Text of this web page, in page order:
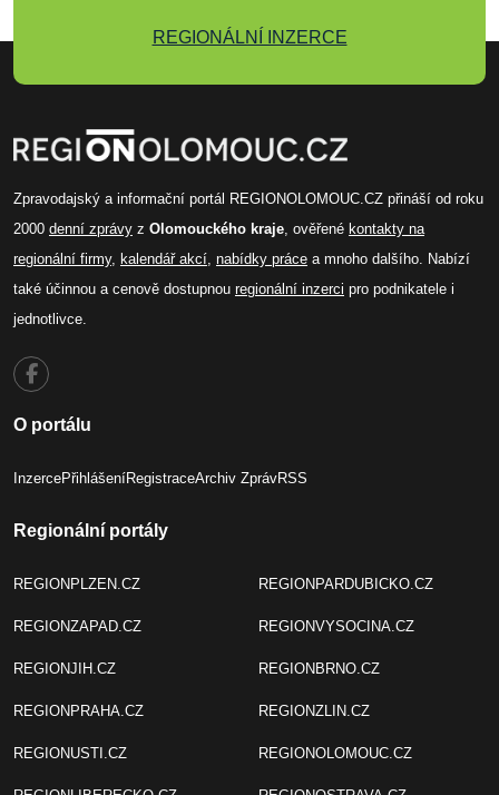
REGIONÁLNÍ INZERCE
Zpravodajský a informační portál REGIONOLOMOUC.CZ přináší od roku
2000 denní zprávy z Olomouckého kraje , ověřené kontakty na
regionální firmy, kalendář akcí nabídky práce a mnoho dalšího. Nabízí
také účinnou a cenově dostupnou regionální inzerci pro podnikatele i
jednotlivce.
O portálu
InzercePřihlášeníRegistraceArchiv ZprávRSS
Regionální portály
REGIONPLZEN.CZ
REGIONZAPAD.CZ
REGIONJIH.CZ
REGIONPRAHA.CZ
REGIONUSTI.CZ
REGIONPARDUBICKO.CZ
REGIONVYSOCINA.CZ
REGIONBRNO.CZ
REGIONZLIN.CZ
REGIONOLOMOUC.CZ